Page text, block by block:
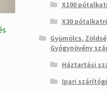
X100
X30
Gyümölcs,
Gyógynövény
Háztartási
Ipari